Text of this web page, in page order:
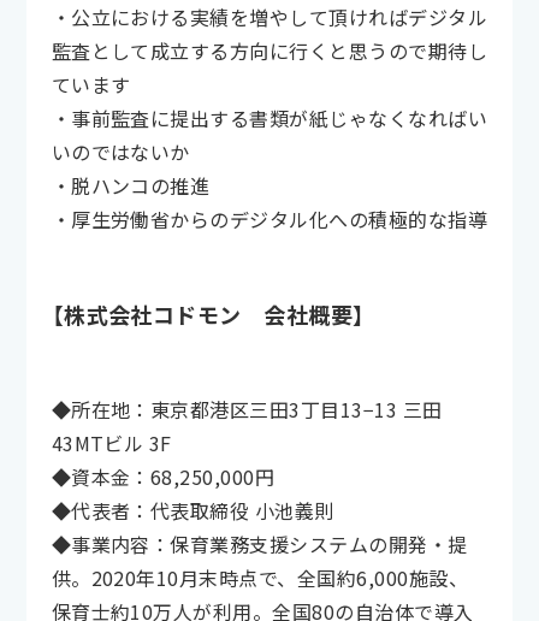
・公立における実績を増やして頂ければデジタル
監査として成立する方向に行くと思うので期待し
ています
・事前監査に提出する書類が紙じゃなくなればい
いのではないか
・脱ハンコの推進
・厚生労働省からのデジタル化への積極的な指導
【株式会社コドモン 会社概要】
◆所在地：東京都港区三田3丁目13−13 三田
43MTビル 3F
◆資本金：68,250,000円
◆代表者：代表取締役 小池義則
◆事業内容：保育業務支援システムの開発・提
供。2020年10月末時点で、全国約6,000施設、
保育士約10万人が利用。全国80の自治体で導入